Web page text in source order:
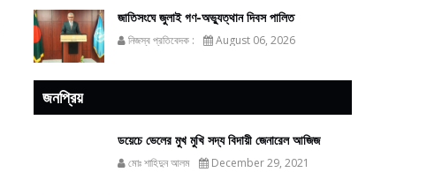
জাতিসংঘে জুলাই গণ-অভ্যুত্থান দিবস পালিত
নিজস্ব প্রতিবেদক : August 06, 2026
জনপ্রিয়
ডয়েচে ভেলের মুখ মুখি সদ্য বিদায়ী জেনারেল আজিজ
মোঃ শাহিদুন আলম December 29, 2021